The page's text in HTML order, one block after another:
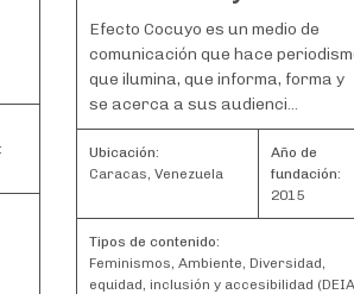
Efecto Cocuyo es un medio de
comunicación que hace
que ilumina, que informa, forma y
se acerca a sus audienci...
Ubicación:
Caracas, Venezuela
Año de
fundación:
2015
Tipos de contenido:
Feminismos, Ambiente, Diversidad,
equidad, inclusión y accesibilidad